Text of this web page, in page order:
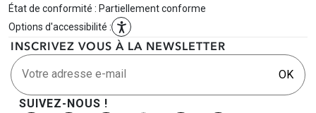
État de conformité : Partiellement conforme
Options d'accessibilité :
INSCRIVEZ VOUS À LA NEWSLETTER
Votre adresse e-mail OK
SUIVEZ-NOUS !